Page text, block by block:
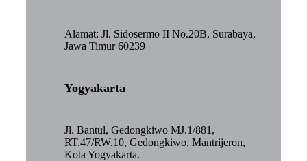
Alamat: Jl. Sidosermo II No.20B, Surabaya,
Jawa Timur 60239
Yogyakarta
Jl. Bantul, Gedongkiwo MJ.1/881,
RT.47/RW.10, Gedongkiwo, Mantrijeron,
Kota Yogyakarta.